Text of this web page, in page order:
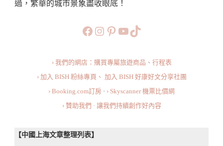
資
票
價/
交
通
過，繁華的城市景象盡收眼底！
https://www.facebook.com/
https://
https://
旅行美食小短片TikTok
› 我們的網店：購買專屬旅遊商品、行程表
› 加入 BISH 粉絲專頁、 加入 BISH 好康好文分享社團
› Booking.com訂房 · › Skyscanner 機票比價網
› 贊助我們 · 讓我們持續創作好內容
【中國上海文章整理列表】